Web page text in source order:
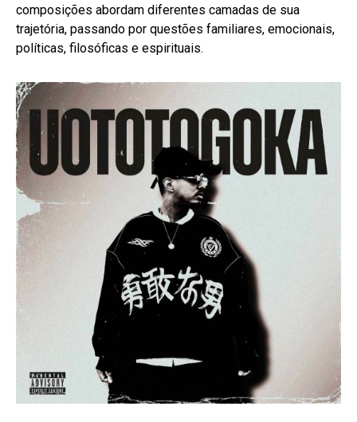
composições abordam diferentes camadas de sua
trajetória, passando por questões familiares, emocionais,
políticas, filosóficas e espirituais.